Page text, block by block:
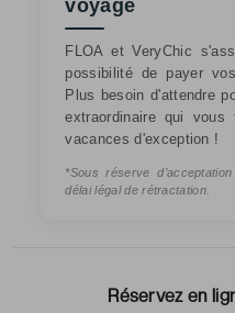
Réservez en
voyage
FLOA et VeryChic
possibilité de payer
Plus besoin d'attendre
extraordinaire qui
vacances d'exception !
*Sous réserve
délai légal de rétractation.